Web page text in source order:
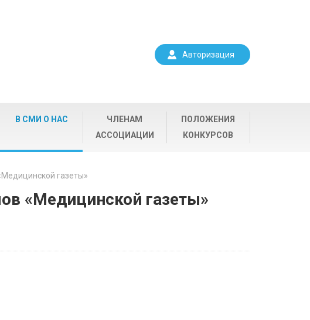
Авторизация
В СМИ О НАС
ЧЛЕНАМ
АССОЦИАЦИИ
ПОЛОЖЕНИЯ
КОНКУРСОВ
газеты»
«Медицинской газеты»